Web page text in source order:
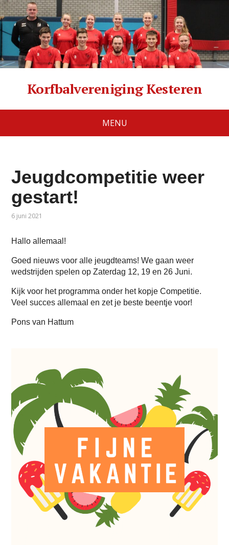
Korfbalvereniging Kesteren
MENU
Jeugdcompetitie weer
gestart!
6 juni 2021
Hallo allemaal!
Goed nieuws voor alle jeugdteams! We gaan weer
wedstrijden spelen op Zaterdag 12, 19 en 26 Juni.
Kijk voor het programma onder het kopje Competitie.
Veel succes allemaal en zet je beste beentje voor!
Pons van Hattum